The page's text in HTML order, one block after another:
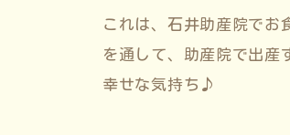
これは、石井助産院でお
を通して、助産院で出産
幸せな気持ち♪